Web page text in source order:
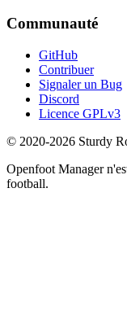
Communauté
GitHub
Contribuer
Signaler un Bug
Discord
Licence GPLv3
© 2020-2026 Sturdy
Openfoot Manager
football.